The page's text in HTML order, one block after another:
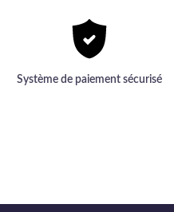
Système de paiement sécurisé